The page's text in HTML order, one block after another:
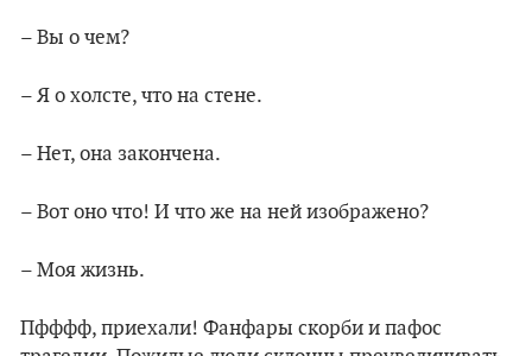
– Вы о чем?
– Я о холсте, что на стене.
– Нет, она закончена.
– Вот оно что! И что же на ней изображено?
– Моя жизнь.
Пфффф, приехали! Фанфары скорби и пафос